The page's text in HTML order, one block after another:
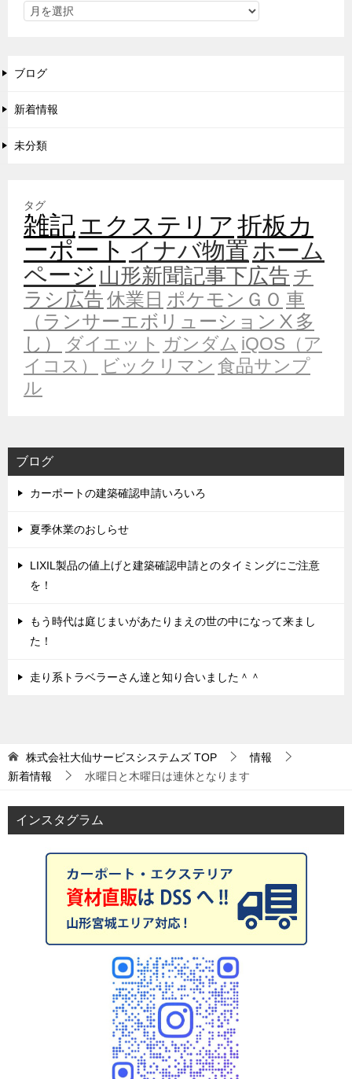
ブログ
新着情報
未分類
タグ
雑記エクステリア折板カ
ーポート イナバ物置ホーム
ページ 山形新聞記事下広告 チ
ラシ広告休業日 ポケモンＧＯ 車
（ランサーエボリューションⅩ多
し）
ダイエット ガンダム iQOS（ア
イコス）
ビックリマン 食品サンプ
ル
ブログ
カーポートの建築確認申請いろいろ
夏季休業のおしらせ
LIXIL製品の値上げと建築確認申請とのタイミングにご注意
を！
もう時代は庭じまいがあたりまえの世の中になって来まし
た！
走り系トラベラーさん達と知り合いました＾＾
株式会社大仙サービスシステムズ TOP
情報
新着情報
水曜日と木曜日は連休となります
インスタグラム